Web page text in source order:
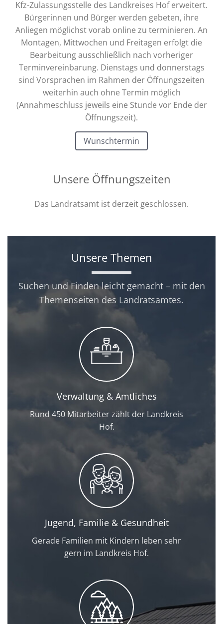
Kfz-Zulassungsstelle des Landkreises Hof erweitert.
Bürgerinnen und Bürger werden gebeten, ihre
Anliegen möglichst vorab online zu terminieren. An
Montagen, Mittwochen und Freitagen erfolgt die
Bearbeitung ausschließlich nach vorheriger
Terminvereinbarung. Dienstags und donnerstags
sind Vorsprachen im Rahmen der Öffnungszeiten
weiterhin auch ohne Termin möglich
(Annahmeschluss jeweils eine Stunde vor Ende der
Öffnungszeit).
Wunschtermin
Unsere Öffnungszeiten
Das Landratsamt ist derzeit geschlossen.
Unsere Themen
Suchen und Finden leicht gemacht – mit den
Themenseiten des Landratsamtes.
Verwaltung & Amtliches
Rund 450 Mitarbeiter zählt der Landkreis
Hof.
Jugend, Familie & Gesundheit
Gerade Familien mit Kindern leben sehr
gern im Landkreis Hof.